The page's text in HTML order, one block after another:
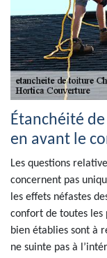
Étanchéité
en avant le
Les questions
concernent pas
les effets néfastes
confort de toutes les
bien établies sont à
ne suinte pas à